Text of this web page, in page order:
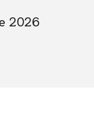
2026